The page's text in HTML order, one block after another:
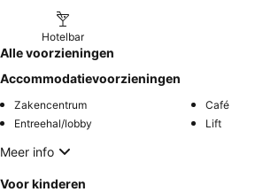
Hotelbar
Alle voorzieningen
Accommodatievoorzieningen
Zakencentrum
Café
Entreehal/lobby
Lift
Meer info
Voor kinderen